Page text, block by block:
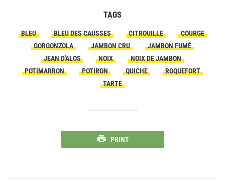
TAGS
BLEU BLEU DES CAUSSES CITROUILLE
COURGE
GORGONZOLA
JAMBON CRU
JAMBON FUMÉ
JEAN D'ALOS
NOIX
NOIX DE JAMBON
POTIMARRON
POTIRON QUICHE
ROQUEFORT
TARTE
PRINT